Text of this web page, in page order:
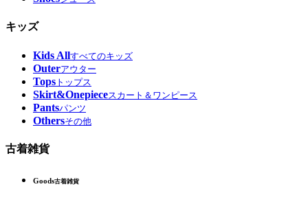
キッズ
Kids Allすべてのキッズ
Outerアウター
Tops トップス
Skirt&Onepieceスカート＆ワンピース
Pantsパンツ
Othersその他
古着雑貨
Goods古着雑貨